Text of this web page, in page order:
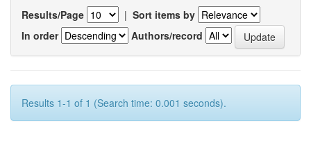
Results/Page | Sort items by
In order
Authors/record
Results 1-1 of 1 (Search time: 0.001 seconds).